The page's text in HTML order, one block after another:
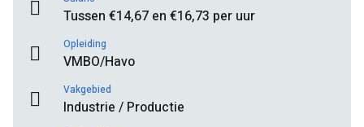
Tussen €14,67 en €16,73 per uur
Opleiding
VMBO/Havo
Vakgebied
Industrie / Productie